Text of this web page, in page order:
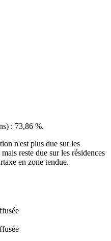
: 73,86 %.
n'est plus due sur les
reste due sur les résidences
en zone tendue.